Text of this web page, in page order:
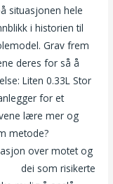
situasjonen hele
i historien til
Grav frem
deres for så å
Liten 0.33L Stor
for et
lære mer og
metode?
over motet og
dei som risikerte